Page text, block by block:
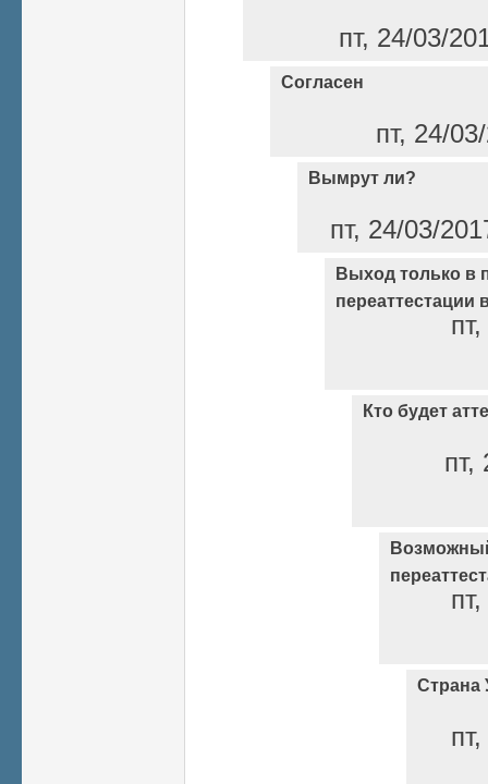
пт, 24/03/
Согласен
пт, 24/
Вымрут ли?
пт, 24/03/
Выход только в
переаттестации
Кто будет
пт,
Страна